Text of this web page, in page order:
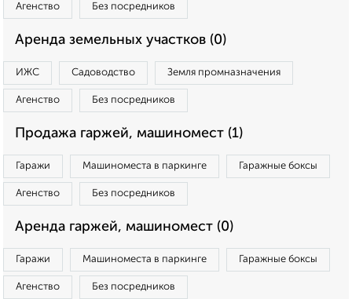
Агенство Без посредников
Аренда земельных участков (0)
ИЖС Садоводство Земля промназначения
Агенство Без посредников
Продажа гаржей, машиномест (1)
Гаражи Машиноместа в паркинге Гаражные боксы
Агенство Без посредников
Аренда гаржей, машиномест (0)
Гаражи Машиноместа в паркинге Гаражные боксы
Агенство Без посредников